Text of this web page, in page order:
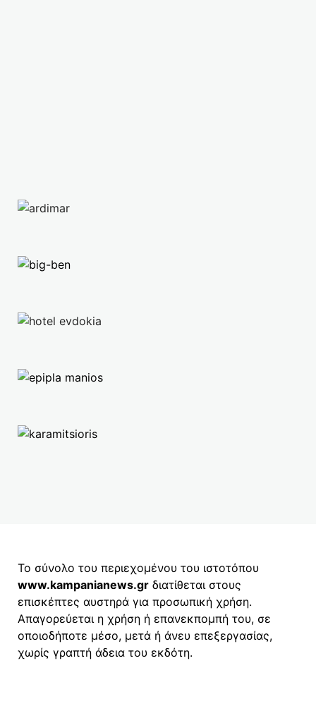
Το σύνολο του περιεχομένου του ιστοτόπου
www.kampanianews.gr διατίθεται στους
επισκέπτες αυστηρά για προσωπική χρήση.
Απαγορεύεται η χρήση ή επανεκπομπή του, σε
οποιοδήποτε μέσο, μετά ή άνευ επεξεργασίας,
χωρίς γραπτή άδεια του εκδότη.